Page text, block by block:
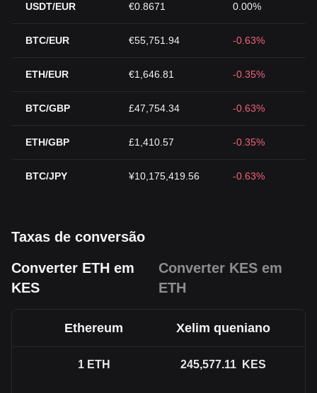
USDT/EUR €0.8671 0.00%
BTC/EUR €55,751.94 -0.63%
ETH/EUR €1,646.81 -0.35%
BTC/GBP £47,754.34 -0.63%
ETH/GBP £1,410.57 -0.35%
BTC/JPY ¥10,175,419.56 -0.63%
Taxas de conversão
Converter ETH em
KES
Converter KES em
ETH
Ethereum Xelim queniano
1 ETH 245,577.11 KES